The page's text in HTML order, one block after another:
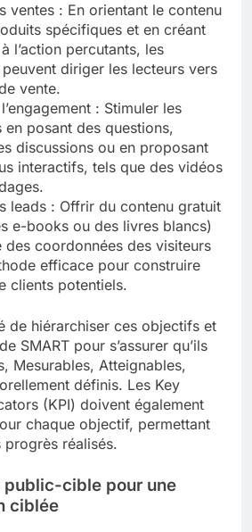
ventes : En orientant le contenu
spécifiques et en créant
l’action percutants, les
diriger les lecteurs vers
vente.
: Stimuler les
en posant des questions,
discussions ou en proposant
interactifs, tels que des vidéos
leads : Offrir du contenu gratuit
e-books ou des livres blancs)
des coordonnées des visiteurs
efficace pour construire
clients potentiels.
de hiérarchiser ces objectifs et
SMART pour s’assurer qu’ils
Mesurables, Atteignables,
définis. Les Key
(KPI) doivent également
chaque objectif, permettant
réalisés.
cible pour une
ciblée